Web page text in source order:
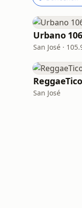
Urbano 106
San José ·
San José